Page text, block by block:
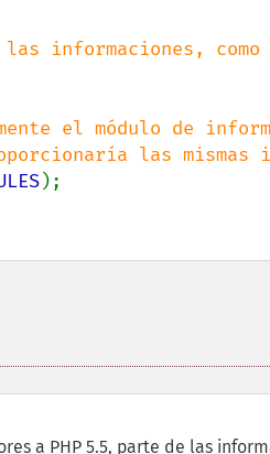
el módulo de
);
a PHP 5.5, parte de las